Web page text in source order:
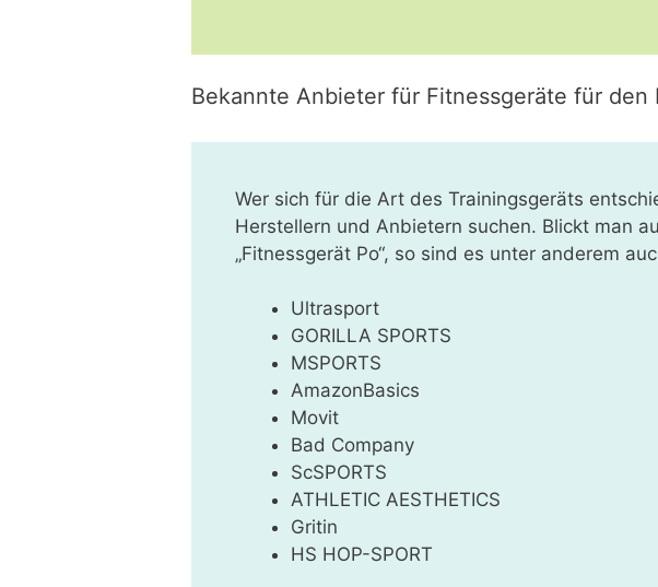
Bekannte Anbieter für Fitnessgeräte für den
Wer sich für die Art des Trainingsgeräts
Herstellern und Anbietern suchen. Blickt man
„Fitnessgerät Po“, so sind es unter anderem
Ultrasport
GORILLA SPORTS
MSPORTS
AmazonBasics
Movit
Bad Company
ScSPORTS
ATHLETIC AESTHETICS
Gritin
HS HOP-SPORT